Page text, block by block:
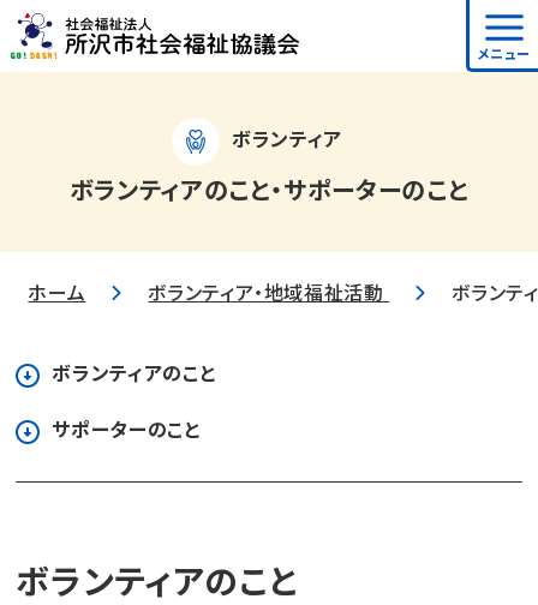
メニュー
ボランティア
ボランティアのこと・サポーターのこと
ホーム ボランティア・地域福祉活動 ボランテ
ボランティアのこと
サポーターのこと
ボランティアのこと